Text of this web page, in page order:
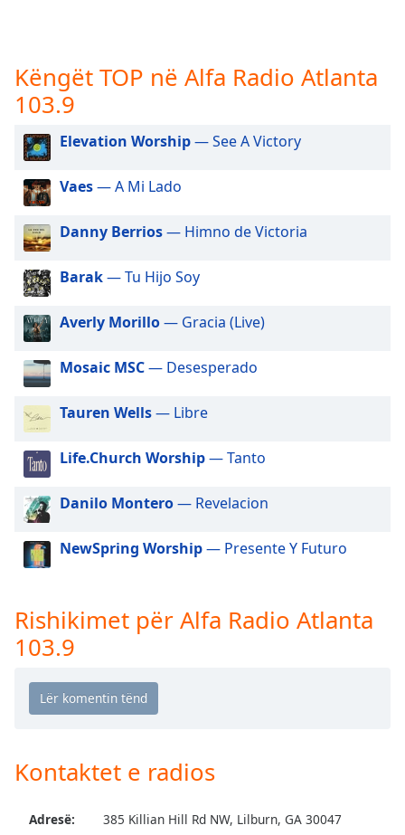
dialog
subtitles
off,
Audio
Track
in-
Picture
This
modal
window.
window.
Escape
cancel
and
close
Text
Color
Opacity
Text
Background
Këngët TOP në Alfa Radio Atlanta
103.9
Elevation Worship— See A Victory
Vaes— A Mi Lado
Danny Berrios— Himno de Victoria
Barak— Tu Hijo Soy
Averly Morillo— Gracia (Live)
Mosaic MSC— Desesperado
Tauren Wells— Libre
Life.Church Worship— Tanto
Danilo Montero— Revelacion
NewSpring Worship— Presente Y Futuro
Rishikimet për Alfa Radio Atlanta
103.9
Kontaktet e radios
Adresë:
385 Killian Hill Rd NW, Lilburn, GA 30047